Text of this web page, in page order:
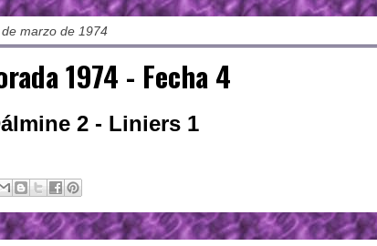
marzo de 1974
1974 - Fecha 4
2 - Liniers 1